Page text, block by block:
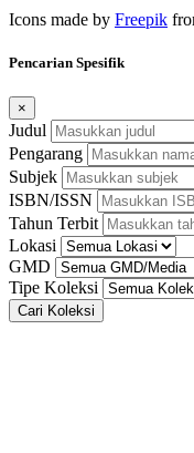
Icons made by Freepik
Pencarian Spesifik
×
Judul
Pengarang
Subjek
ISBN/ISSN
Tahun Terbit
Lokasi
GMD
Tipe Koleksi
Cari Koleksi